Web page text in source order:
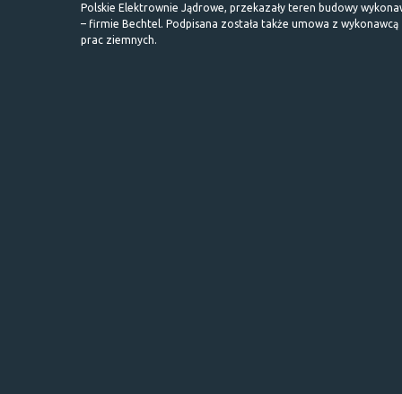
Polskie Elektrownie Jądrowe, przekazały teren budowy
– firmie Bechtel. Podpisana została także umowa z wykonawcą
prac ziemnych.